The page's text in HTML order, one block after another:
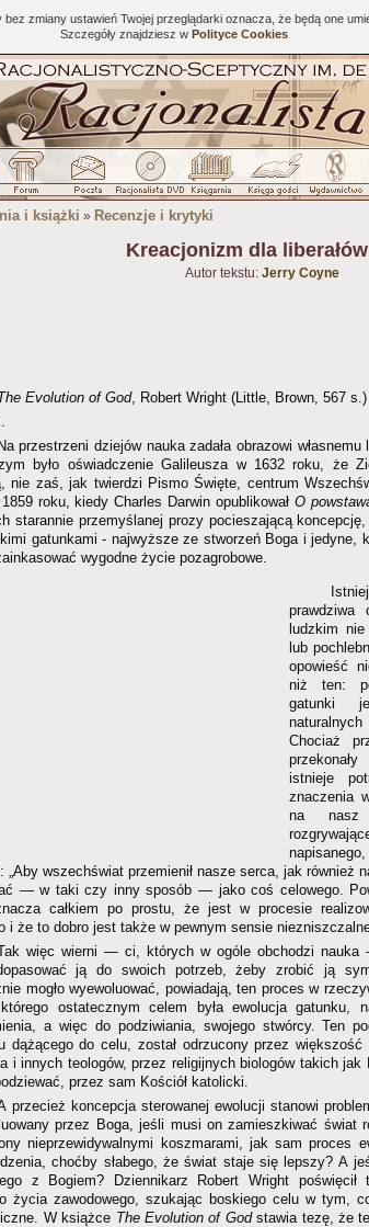
zmiany ustawień Twojej przeglądarki oznacza, że będą one
Szczegóły znajdziesz w Polityce Cookies
i książki » Recenzje i krytyki
Kreacjonizm dla
Autor tekstu: Jerry Coyne
Evolution of God, Robert Wright (Little, Brown, 567 s.)
I.
Na przestrzeni dziejów nauka zadała obrazowi
było oświadczenie Galileusza w 1632 roku, że
nie zaś, jak twierdzi Pismo Święte, centrum
1859 roku, kiedy Charles Darwin opublikował O
starannie przemyślanej prozy pocieszającą
gatunkami - najwyższe ze stworzeń Boga i jedyne,
wygodne życie pozagrobowe.
prawdziwa
ludzkim
lub
opowieść
niż ten:
gatunki
Chociaż
istnieje
znaczenia
na
„Aby wszechświat przemienił nasze serca, jak również
— w taki czy inny sposób — jako coś celowego.
całkiem po prostu, że jest w procesie
i że to dobro jest także w pewnym sensie
więc wierni — ci, których w ogóle obchodzi nauka
ją do swoich potrzeb, żeby zrobić ją
mogło wyewoluować, powiadają, ten proces w
ostatecznym celem była ewolucja gatunku,
a więc do podziwiania, swojego stwórcy. Ten
dążącego do celu, został odrzucony przez
i innych teologów, przez religijnych biologów takich
przez sam Kościół katolicki.
przecież koncepcja sterowanej ewolucji stanowi
przez Boga, jeśli musi on zamieszkiwać świat
nieprzewidywalnymi koszmarami, jak sam proces
choćby słabego, że świat staje się lepszy? A
z Bogiem? Dziennikarz Robert Wright
życia zawodowego, szukając boskiego celu w tym,
W książce The Evolution of Godstawia tezę, że